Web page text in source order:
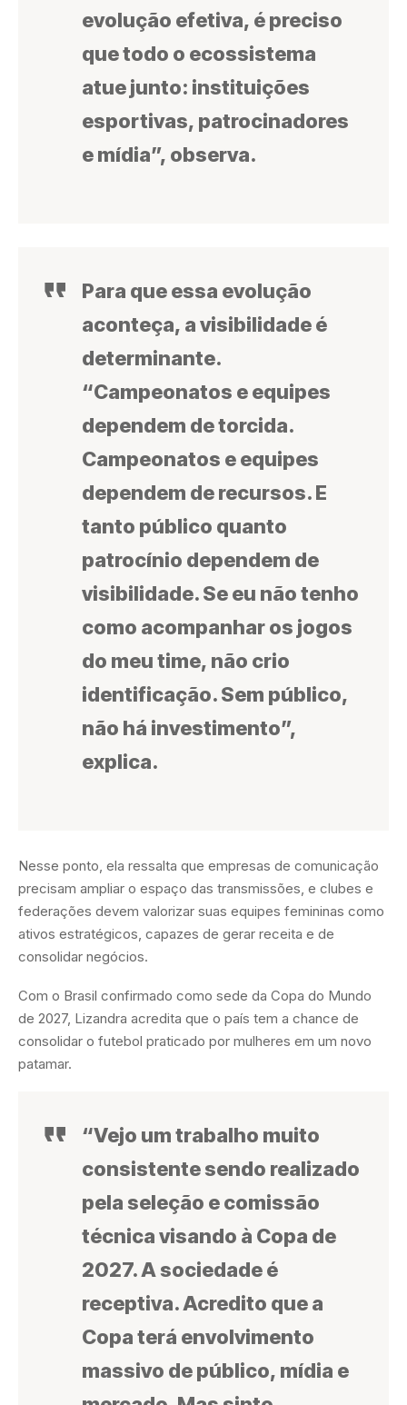
evolução efetiva, é preciso
que todo o ecossistema
atue junto: instituições
esportivas, patrocinadores
e mídia”, observa.
Para que essa evolução
aconteça, a visibilidade é
determinante.
“Campeonatos e equipes
dependem de torcida.
Campeonatos e equipes
dependem de recursos. E
tanto público quanto
patrocínio dependem de
visibilidade. Se eu não tenho
como acompanhar os jogos
do meu time, não crio
identificação. Sem público,
não há investimento”,
explica.
Nesse ponto, ela ressalta que empresas de comunicação
precisam ampliar o espaço das transmissões, e clubes e
federações devem valorizar suas equipes femininas como
ativos estratégicos, capazes de gerar receita e de
consolidar negócios.
Com o Brasil confirmado como sede da Copa do Mundo
de 2027, Lizandra acredita que o país tem a chance de
consolidar o futebol praticado por mulheres em um novo
patamar.
“Vejo um trabalho muito
consistente sendo realizado
pela seleção e comissão
técnica visando à Copa de
2027. A sociedade é
receptiva. Acredito que a
Copa terá envolvimento
massivo de público, mídia e